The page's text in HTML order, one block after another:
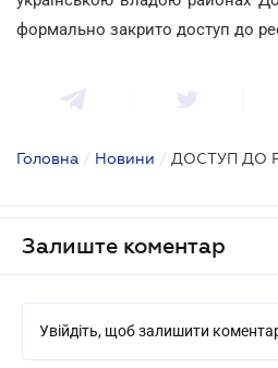
формально закрито доступ до
Головна / Новини / ДОСТУП ДО
Залиште коментар
Увійдіть, щоб залишити